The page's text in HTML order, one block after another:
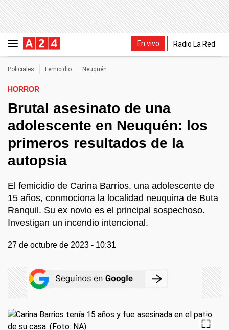
En vivo Radio La Red
Policiales Femicidio Neuquén
HORROR
Brutal asesinato de una
adolescente en Neuquén: los
primeros resultados de la
autopsia
El femicidio de Carina Barrios, una adolescente de
15 años, conmociona la localidad neuquina de Buta
Ranquil. Su ex novio es el principal sospechoso.
Investigan un incendio intencional.
27 de octubre de 2023 - 10:31